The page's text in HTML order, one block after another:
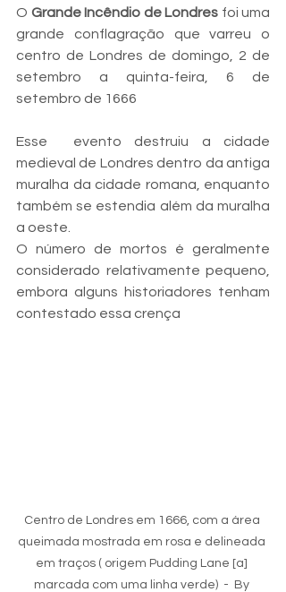
O Grande Incêndio de Londres foi uma
grande conflagração que varreu o
centro de Londres de domingo, 2 de
setembro a quinta-feira, 6 de
setembro de 1666
Esse  evento destruiu a cidade
medieval de Londres dentro da antiga
muralha da cidade romana, enquanto
também se estendia além da muralha
a oeste.
O número de mortos é geralmente
considerado relativamente pequeno,
embora alguns historiadores tenham
contestado essa crença
Centro de Londres em 1666, com a área
queimada mostrada em rosa e delineada
em traços ( origem Pudding Lane [a]
marcada com uma linha verde)  -  By